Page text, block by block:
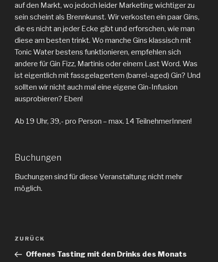
auf den Markt, wo jedoch leider Marketing wichtiger zu
sein scheint als Brennkunst. Wir verkosten ein paar Gins,
die es nicht an jeder Ecke gibt und erforschen, wie man
diese am besten trinkt. Wo manche Gins klassisch mit
Tonic Water bestens funktionieren, empfehlen sich
andere für Gin Fizz, Martinis oder einem Last Word. Was
ist eigentlich mit fassgelagertem (barrel-aged) Gin? Und
sollten wir nicht auch mal eine eigene Gin-Infusion
ausprobieren? Eben!
Ab 19 Uhr, 39,- pro Person – max. 14 TeilnehmerInnen!
Buchungen
Buchungen sind für diese Veranstaltung nicht mehr
möglich.
Beitragsnavigation
Vorheriger
Beitrag
ZURÜCK
Offenes Tasting mit den Drinks des Monats